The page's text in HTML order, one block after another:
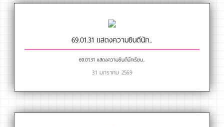
69.01.31 แสดงความยินดีนัก..
69.01.31 แสดงความยินดีนักเรียน..
31 มกราคม 2569